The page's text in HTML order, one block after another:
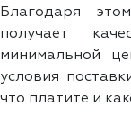
Благодаря
получает
минимальной
условия
что платите и